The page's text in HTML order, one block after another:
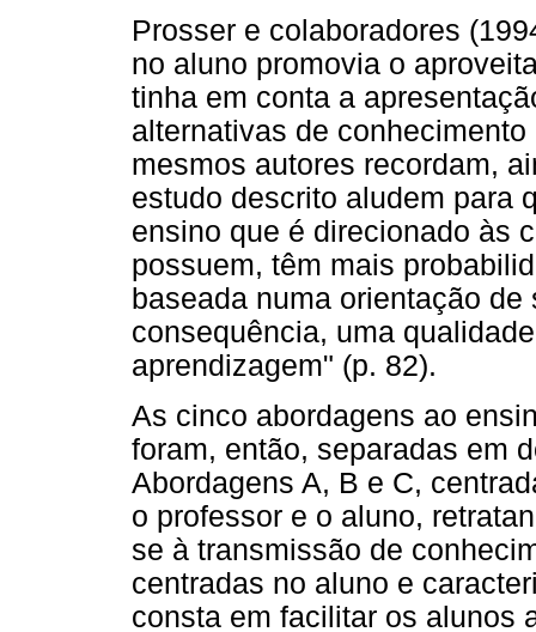
Prosser e colaboradores
no aluno promovia o
tinha em conta a
alternativas de
mesmos autores recordam,
estudo descrito aludem para
ensino que é direcionado às
possuem, têm mais
baseada numa orientação
consequência, uma
aprendizagem" (p. 82).
As cinco abordagens ao
foram, então, separadas em
Abordagens A, B e C,
o professor e o aluno,
se à transmissão de
centradas no aluno e
consta em facilitar os alunos